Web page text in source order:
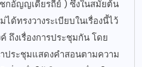
กอัญญเดียรถีย์ ) ซึ่งในสมัยต้น
ด้ทรงวางระเบียบในเรื่องนี้ไว้
ถึงเรื่องการประชุมกัน โดย
ประชุมแสดงคำสอนตามความ